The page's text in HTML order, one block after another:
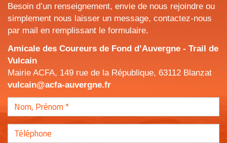
Besoin d’un renseignement, envie de nous rejoindre ou
simplement nous laisser un message, contactez-nous
par mail en remplissant le formulaire.
Amicale des Coureurs de Fond d’Auvergne - Trail de
Vulcain
Mairie ACFA, 149 rue de la République, 63112 Blanzat
vulcain@acfa-auvergne.fr